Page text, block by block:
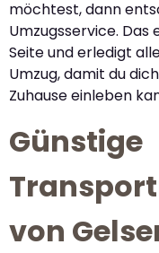
möchtest, dann
Umzugsservice.
Seite und erledigt
Umzug, damit du
Zuhause einleben
Günstige
von